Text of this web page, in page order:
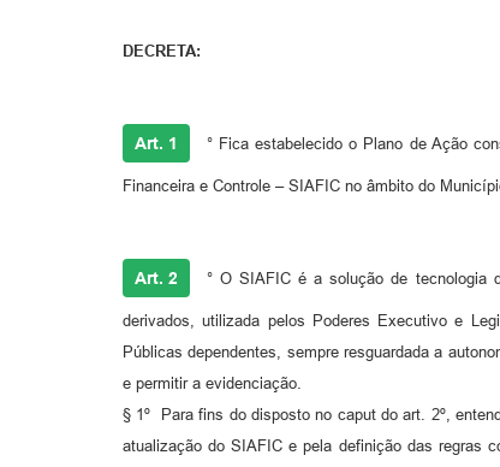
DECRETA:
Art. 1 ° Fica estabelecido o Plano de Ação
Financeira e Controle – SIAFIC no âmbito do
Art. 2 ° O SIAFIC é a solução de tecnologia
derivados, utilizada pelos Poderes Executivo e
Públicas dependentes, sempre resguardada a
e permitir a evidenciação.
§ 1º Para fins do disposto no caput do art. 2º,
atualização do SIAFIC e pela definição das regras